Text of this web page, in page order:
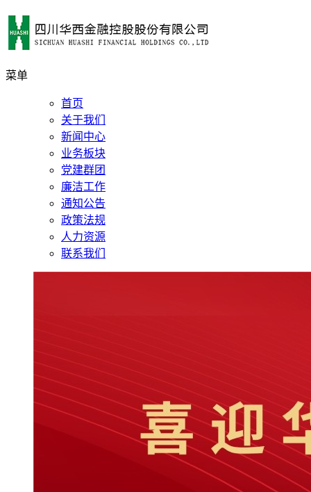
菜单
首页
关于我们
新闻中心
业务板块
党建群团
廉洁工作
通知公告
政策法规
人力资源
联系我们